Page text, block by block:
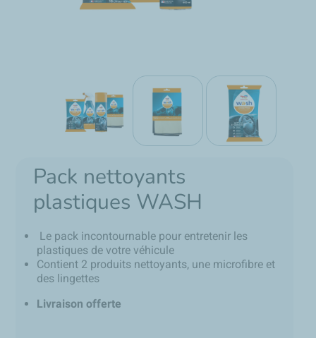
Pack nettoyants
plastiques WASH
Le pack incontournable pour entretenir les
plastiques de votre véhicule
Contient 2 produits nettoyants, une microfibre et
des lingettes
Livraison offerte